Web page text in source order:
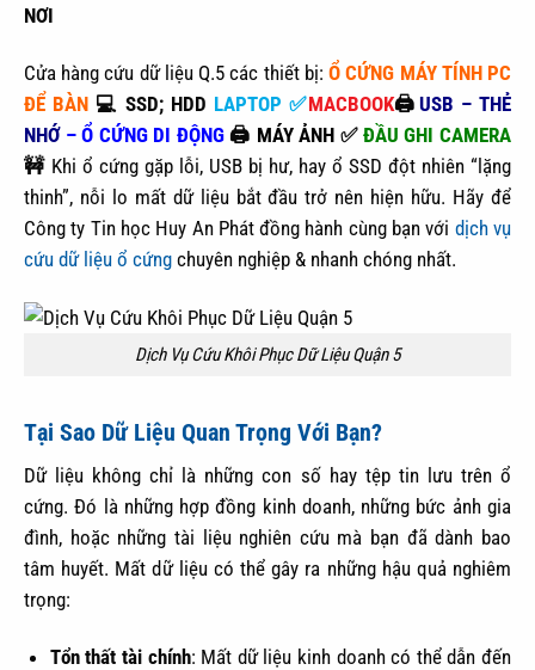
NƠI
Cửa hàng cứu dữ liệu Q.5 các thiết bị:Ổ CỨNG MÁY TÍNH PC
ĐỂ BÀN 💻 SSD; HDD LAPTOP ✅MACBOOK🖨️ USB – THẺ
NHỚ– Ổ CỨNG DI ĐỘNG🖨️ MÁY ẢNH ✅ĐẦU GHI CAMERA
🚧 Khi ổ cứng gặp lỗi, USB bị hư, hay ổ SSD đột nhiên “lặng
thinh”, nỗi lo mất dữ liệu bắt đầu trở nên hiện hữu. Hãy để
Công ty Tin học Huy An Phát đồng hành cùng bạn với dịch vụ
cứu dữ liệu ổ cứng chuyên nghiệp & nhanh chóng nhất.
Dịch Vụ Cứu Khôi Phục Dữ Liệu Quận 5
Tại Sao Dữ Liệu Quan Trọng Với Bạn?
Dữ liệu không chỉ là những con số hay tệp tin lưu trên ổ
cứng. Đó là những hợp đồng kinh doanh, những bức ảnh gia
đình, hoặc những tài liệu nghiên cứu mà bạn đã dành bao
tâm huyết. Mất dữ liệu có thể gây ra những hậu quả nghiêm
trọng:
Tổn thất tài chính: Mất dữ liệu kinh doanh có thể dẫn đến